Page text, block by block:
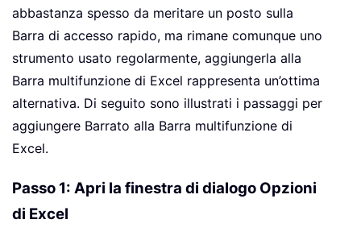
abbastanza spesso da meritare un posto sulla
Barra di accesso rapido, ma rimane comunque uno
strumento usato regolarmente, aggiungerla alla
Barra multifunzione di Excel rappresenta un’ottima
alternativa. Di seguito sono illustrati i passaggi per
aggiungere Barrato alla Barra multifunzione di
Excel.
Passo 1: Apri la finestra di dialogo Opzioni
di Excel